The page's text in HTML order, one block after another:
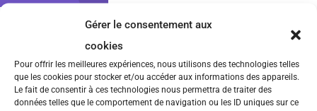
Gérer le consentement aux
cookies
Pour offrir les meilleures expériences, nous utilisons des technologies telles
que les cookies pour stocker et/ou accéder aux informations des appareils.
Le fait de consentir à ces technologies nous permettra de traiter des
données telles que le comportement de navigation ou les ID uniques sur ce